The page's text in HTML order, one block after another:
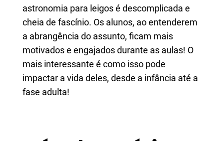
astronomia para leigos é descomplicada e
cheia de fascínio. Os alunos, ao entenderem
a abrangência do assunto, ficam mais
motivados e engajados durante as aulas! O
mais interessante é como isso pode
impactar a vida deles, desde a infância até a
fase adulta!